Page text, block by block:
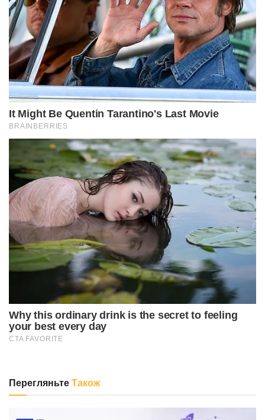
ПерегляньтеТакож